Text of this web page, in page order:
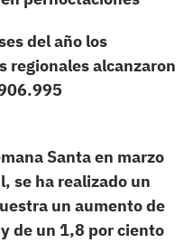
del año los
regionales alcanzaron
Santa en marzo
se ha realizado un
un aumento de
de un 1,8 por ciento